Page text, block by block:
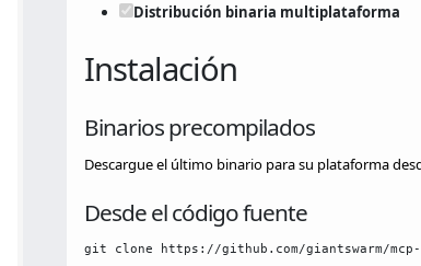
Distribución binaria multiplataforma
Instalación
Binarios precompilados
Descargue el último binario para su plataforma
Desde el código fuente
git clone https://github.com/giantswarm/mcp-